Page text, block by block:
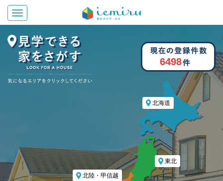
Toggle navigation
6498
北海道
東北
北陸・甲信越